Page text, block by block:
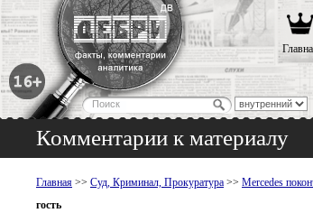
Комментарии к материалу
Главная >> Суд, Криминал, Прокуратура >> Mercedes
гость